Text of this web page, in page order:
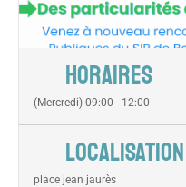
HORAIRES
(Mercredi) 09:00 - 12:00
LOCALISATION
place jean jaurès